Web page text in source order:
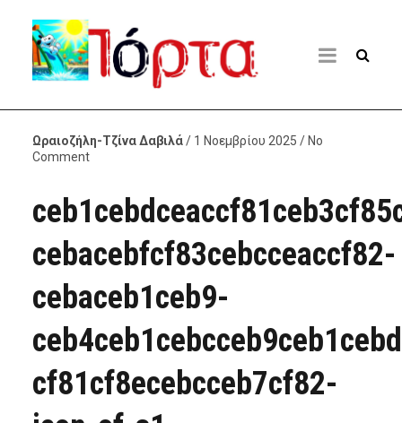
Ωραιοζήλη-Τζίνα Δαβιλά/ 1 Νοεμβρίου 2025 / No
Comment
cebacebfcf83cebcceaccf82-
cebaceb1ceb9-
cf81cf8ecebcceb7cf82-